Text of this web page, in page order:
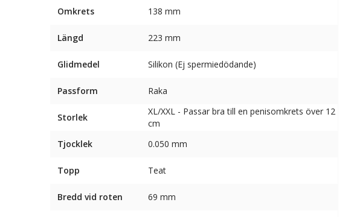
Omkrets 138 mm
Längd 223 mm
Glidmedel Silikon (Ej spermiedödande)
Passform Raka
Storlek
XL/XXL - Passar bra till en penisomkrets över 12
cm
Tjocklek
0.050 mm
Topp Teat
Bredd vid roten 69 mm